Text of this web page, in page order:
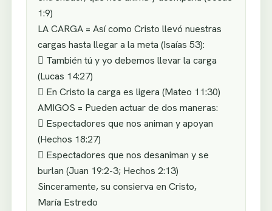
1:9)
LA CARGA = Así como Cristo llevó nuestras
cargas hasta llegar a la meta (Isaías 53):
 También tú y yo debemos llevar la carga
(Lucas 14:27)
 En Cristo la carga es ligera (Mateo 11:30)
AMIGOS = Pueden actuar de dos maneras:
 Espectadores que nos animan y apoyan
(Hechos 18:27)
 Espectadores que nos desaniman y se
burlan (Juan 19:2-3; Hechos 2:13)
Sinceramente, su consierva en Cristo,
María Estredo